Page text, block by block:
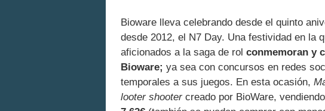
Bioware lleva celebrando desde el quinto
desde 2012, el N7 Day. Una festividad en la
aficionados a la saga de rol conmemoran y
Bioware; ya sea con concursos en redes
temporales a sus juegos. En esta ocasión,
looter shootercreado por BioWare, vendiendo